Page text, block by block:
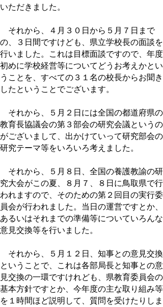
いただきました。
それから、４月３０日から５月７日まで
の、３日間ですけども、県立学校長の面談を
行いました。これは目標面談ですので、年度
初めに学校経営等についてどうお考えかとい
うことを、すべての３１名の校長からお聞き
したということでございます。
それから、５月２日には全国の都道府県の
教育長協議会の第３部会の研究会議というの
がございまして、出かけていって研究部会の
研究テーマ等をいろいろ考えました。
それから、５月８日、全国の養護教諭の研
究大会がこの夏、８月７、８日に鳥取県で行
われますので、そのための第２回目の実行委
員会が行われました。当日の運営ですとか、
あるいはそれまでの準備等についていろんな
意見交換等を行いました。
それから、５月１２日、知事との意見交換
ということで、これは各部局長と知事との意
見交換の一環ですけれども、県教育委員会の
基本方針ですとか、今年度の主な取り組み等
を１時間ほど説明して、質問を受けたりしま